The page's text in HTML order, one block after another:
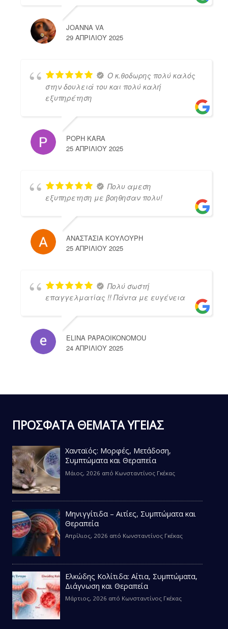
JOANNA VA
29 ΑΠΡΙΛΊΟΥ 2025
Ο κ.θοδωρης πολύ καλός
στην δουλειά του και πολύ καλή
εξυπηρέτηση
POPH KARA
25 ΑΠΡΙΛΊΟΥ 2025
Πολυ αμεση
εξυπηρετηση με βοηθησαν πολυ!
ΑΝΑΣΤΑΣΙΑ ΚΟΥΛΟΥΡΗ
25 ΑΠΡΙΛΊΟΥ 2025
Πολύ σωστή
επαγγελματίας !! Πάντα με ευγένεια
ELINA PAPAOIKONOMOU
24 ΑΠΡΙΛΊΟΥ 2025
ΠΡΟΣΦΑΤΑ ΘΕΜΑΤΑ ΥΓΕΙΑΣ
Χανταϊός: Μορφές, Μετάδοση,
Συμπτώματα και Θεραπεία
Μάιος, 2026 από Κωνσταντίνος Γκέκας
Μηνιγγίτιδα – Αιτίες, Συμπτώματα και
Θεραπεία
Απρίλιος, 2026 από Κωνσταντίνος Γκέκας
Ελκώδης Κολίτιδα: Αίτια, Συμπτώματα,
Διάγνωση και Θεραπεία
Μάρτιος, 2026 από Κωνσταντίνος Γκέκας